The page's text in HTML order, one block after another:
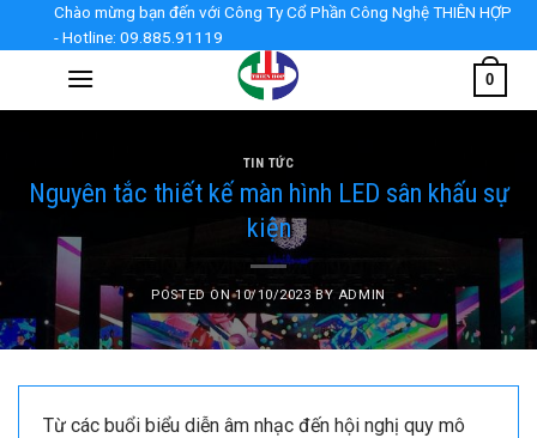
Chào mừng bạn đến với Công Ty Cổ Phần Công Nghệ THIÊN HỢP
- Hotline: 09.885.91119
0
TIN TỨC
Nguyên tắc thiết kế màn hình LED sân khấu sự
kiện
POSTED ON10/10/2023 BY ADMIN
Từ các buổi biểu diễn âm nhạc đến hội nghị quy mô